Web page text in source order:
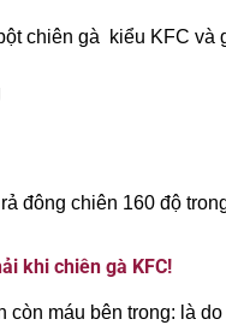
chiên gà kiểu KFC và
đông chiên 160 độ
khi chiên gà KFC!
còn máu bên trong: là